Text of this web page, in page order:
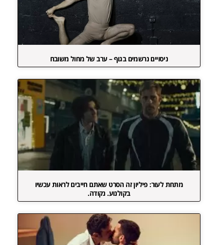
ניסויים נרשמים בגוף – ערב של מחול משובח
מתחת לעור: פיליון זה הסרט שאתם חייבים לראות עכשיו
בקולנוע. נקודה.